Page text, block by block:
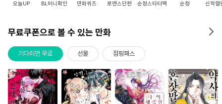
오늘UP BL머니확인 만화퀴즈 로맨스단편 순정스타터팩 순정 신작캘
무료쿠폰으로 볼 수 있는 만화
기다리면 무료 선물 점핑패스